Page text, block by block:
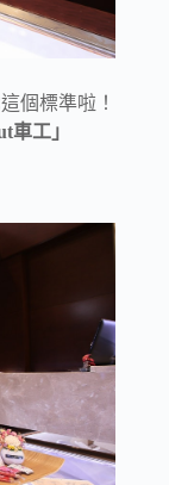
個標準啦！
車工」